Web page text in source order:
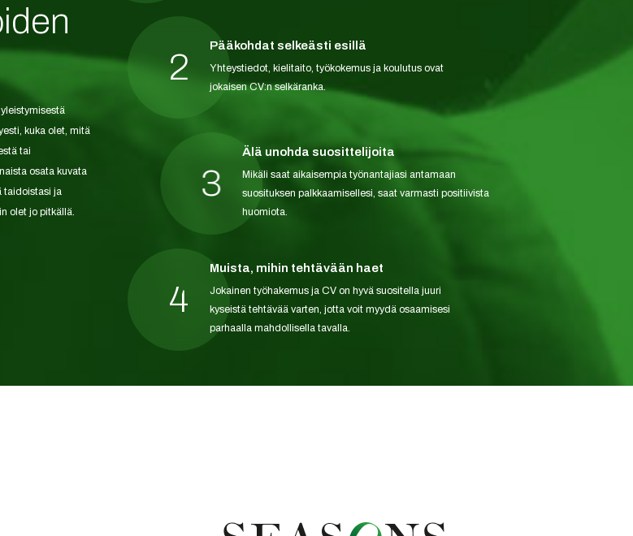
kuka olet, mitä
tai
osata kuvata
taidoistasi ja
olet jo pitkällä.
2
Pääkohdat selkeästi esillä
Yhteystiedot, kielitaito, työkokemus ja koulutus ovat
jokaisen CV:n selkäranka.
3
Älä unohda suosittelijoita
Mikäli saat aikaisempia työnantajiasi antamaan
suosituksen palkkaamisellesi, saat varmasti positiivista
huomiota.
4
Muista, mihin tehtävään haet
Jokainen työhakemus ja CV on hyvä suositella juuri
kyseistä tehtävää varten, jotta voit myydä osaamisesi
parhaalla mahdollisella tavalla.